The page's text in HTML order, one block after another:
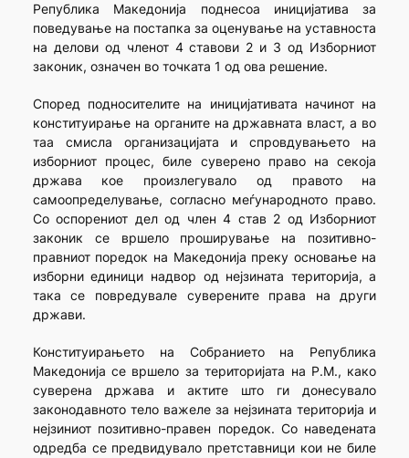
Република Македонија поднесоа иницијатива за
поведување на постапка за оценување на уставноста
на делови од членот 4 ставови 2 и 3 од Изборниот
законик, означен во точката 1 од ова решение.
Според подносителите на иницијативата начинот на
конституирање на органите на државната власт, а во
таа смисла организацијата и спровдувањето на
изборниот процес, биле суверено право на секоја
држава кое произлегувало од правото на
самоопределување, согласно меѓународното право.
Со оспорениот дел од член 4 став 2 од Изборниот
законик се вршело проширување на позитивно-
правниот поредок на Македонија преку основање на
изборни единици надвор од нејзината територија, а
така се повредувале суверените права на други
држави.
Конституирањето на Собранието на Република
Македонија се вршело за територијата на Р.М., како
суверена држава и актите што ги донесувало
законодавното тело важеле за нејзината територија и
нејзиниот позитивно-правен поредок. Со наведената
одредба се предвидувало претставници кои не биле